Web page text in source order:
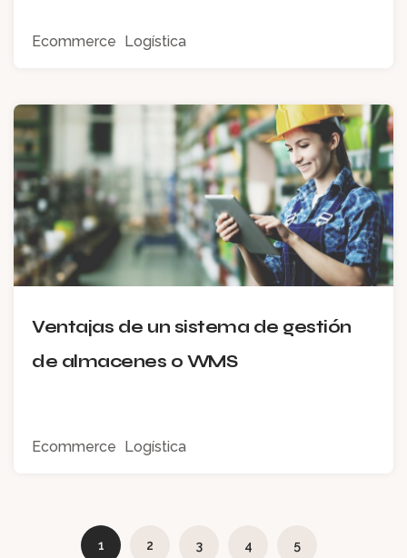
Ecommerce Logística
Ventajas de un sistema de gestión
de almacenes o WMS
Ecommerce Logística
1 2 3 4 5